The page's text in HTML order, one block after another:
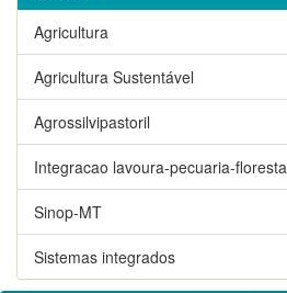
Agricultura
Agricultura Sustentável
Agrossilvipastoril
Integracao lavoura-pecuaria-floresta
Sinop-MT
Sistemas integrados